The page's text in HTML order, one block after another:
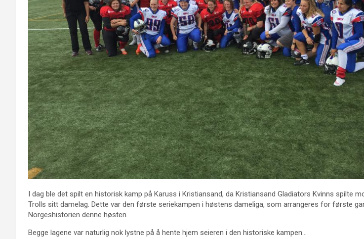
I dag ble det spilt en historisk kamp på Karuss i Kristiansand, da Kristiansand Gladiators Kvinns spilte
Trolls sitt damelag. Dette var den første seriekampen i høstens dameliga, som arrangeres for første
Norgeshistorien denne høsten.
Begge lagene var naturlig nok lystne på å hente hjem seieren i den historiske kampen…